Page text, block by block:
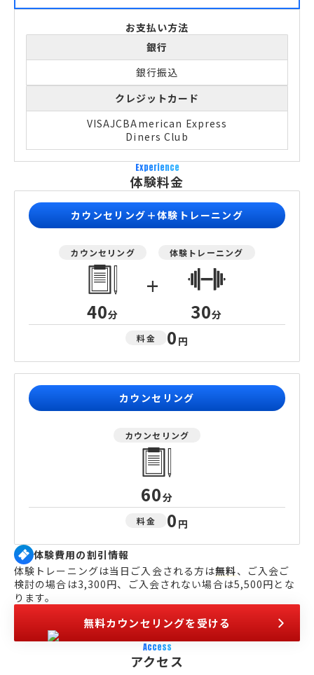
お支払い方法
銀行
銀行振込
クレジットカード
VISAJCBAmerican Express
Diners Club
Experience
体験料金
カウンセリング＋体験トレーニング
カウンセリング
40分
+
体験トレーニング
30分
料金 0 円
カウンセリング
カウンセリング
60分
料金 0 円
体験費用の割引情報
体験トレーニングは当日ご入会される方は無料、ご入会ご
検討の場合は3,300円、ご入会されない場合は5,500円とな
ります。
無料カウンセリングを受ける
Access
アクセス